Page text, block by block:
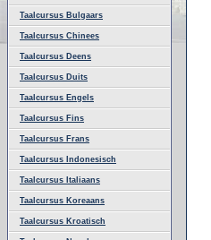
Taalcursus Bulgaars
Taalcursus Chinees
Taalcursus Deens
Taalcursus Duits
Taalcursus Engels
Taalcursus Fins
Taalcursus Frans
Taalcursus Indonesisch
Taalcursus Italiaans
Taalcursus Koreaans
Taalcursus Kroatisch